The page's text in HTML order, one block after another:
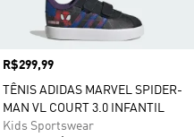
Preço
R$299,99
TÊNIS ADIDAS MARVEL SPIDER-
MAN VL COURT 3.0 INFANTIL
Kids Sportswear